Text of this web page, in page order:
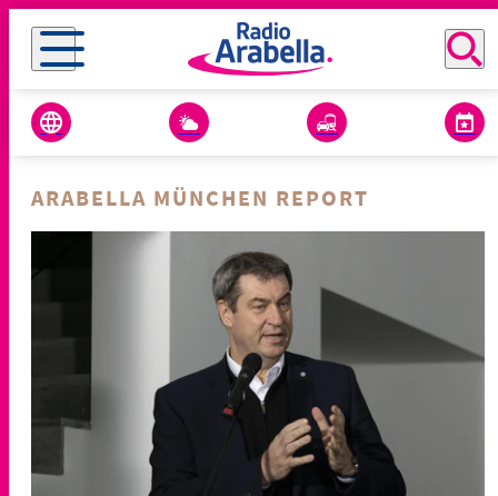
ARABELLA MÜNCHEN REPORT